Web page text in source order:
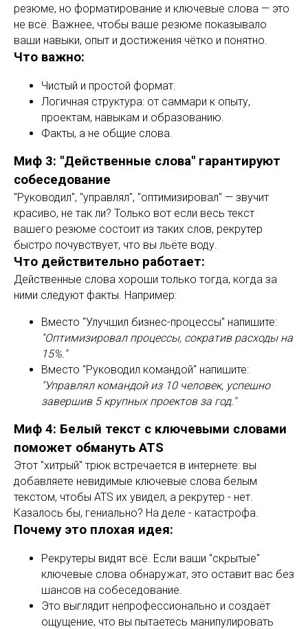
резюме, но форматирование и ключевые слова — это
не всё. Важнее, чтобы ваше резюме показывало
ваши навыки, опыт и достижения чётко и понятно.
Что важно:
Чистый и простой формат.
Логичная структура: от саммари к опыту,
проектам, навыкам и образованию.
Факты, а не общие слова.
Миф 3: "Действенные слова" гарантируют
собеседование
"Руководил", "управлял", "оптимизировал" — звучит
красиво, не так ли? Только вот если весь текст
вашего резюме состоит из таких слов, рекрутер
быстро почувствует, что вы льёте воду.
Что действительно работает:
Действенные слова хороши только тогда, когда за
ними следуют факты. Например:
Вместо "Улучшил бизнес-процессы" напишите:
"Оптимизировал процессы, сократив расходы на
15%."
Вместо "Руководил командой" напишите:
"Управлял командой из 10 человек, успешно
завершив 5 крупных проектов за год."
Миф 4: Белый текст с ключевыми словами
поможет обмануть ATS
Этот "хитрый" трюк встречается в интернете: вы
добавляете невидимые ключевые слова белым
текстом, чтобы ATS их увидел, а рекрутер - нет.
Казалось бы, гениально? На деле - катастрофа.
Почему это плохая идея:
Рекрутеры видят всё. Если ваши "скрытые"
ключевые слова обнаружат, это оставит вас без
шансов на собеседование.
Это выглядит непрофессионально и создаёт
ощущение, что вы пытаетесь манипулировать